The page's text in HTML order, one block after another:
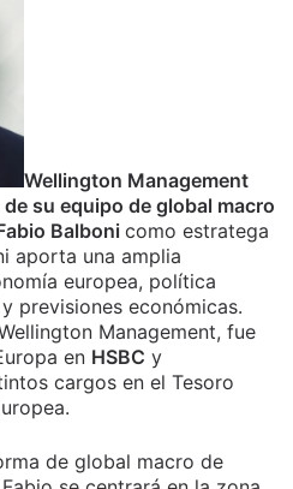
Wellington Management
su equipo de global macro
Balboni como estratega
aporta una amplia
europea, política
previsiones económicas.
Management, fue
en HSBC y
cargos en el Tesoro
de global macro de